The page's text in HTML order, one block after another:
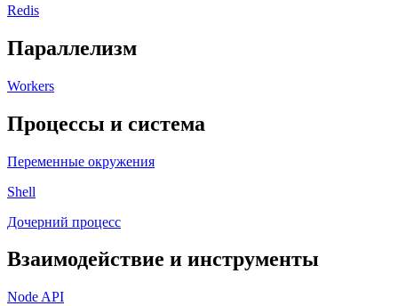
Redis
Параллелизм
Workers
Процессы и система
Переменные окружения
Shell
Дочерний процесс
Взаимодействие и инструменты
Node API